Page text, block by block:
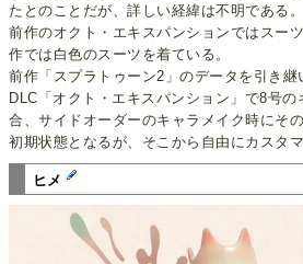
たとのことだが、詳しい経緯は不明である。
前作のオクト・エキスパンションではスー
作では白色のスーツを着ている。
前作「スプラトゥーン2」のデータを引き
DLC「オクト・エキスパンション」で8号
合、サイドオーダーのキャラメイク時にそ
初期状態となるが、そこから自由にカスタマ
ヒメ